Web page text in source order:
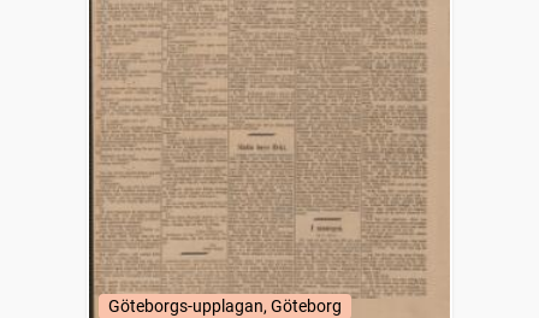
Göteborgs-upplagan, Göteborg